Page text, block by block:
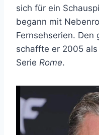
sich für ein
begann mit
Fernsehserien. Den
schaffte er 2005 als
Serie Rome.